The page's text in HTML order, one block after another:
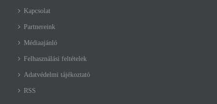
Kapcsolat
Partnereink
Médiaajánló
Felhasználási feltételek
Adatvédelmi tájékoztató
RSS